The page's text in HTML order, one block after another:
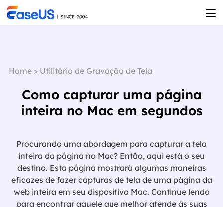
Home> Utilitário de Gravação de Tela
Como capturar uma página
inteira no Mac em segundos
Procurando uma abordagem para capturar a tela
inteira da página no Mac? Então, aqui está o seu
destino. Esta página mostrará algumas maneiras
eficazes de fazer capturas de tela de uma página da
web inteira em seu dispositivo Mac. Continue lendo
para encontrar aquele que melhor atende às suas